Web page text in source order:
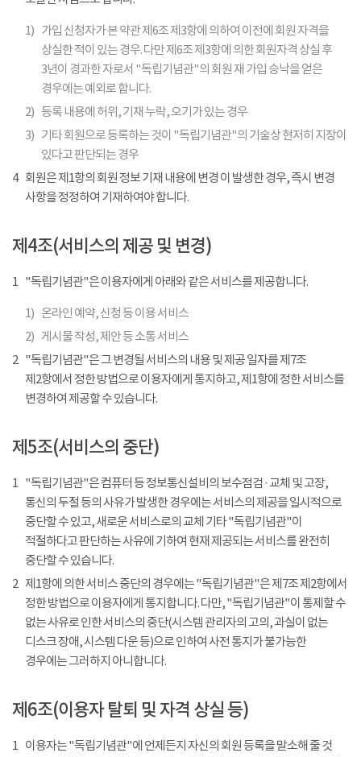
1) 가입 신청자가 본 약관 제6조 제3항에 의하여 이전에 회원 자격을
상실한 적이 있는 경우. 다만 제6조 제3항에 의한 회원자격 상실 후
3년이 경과한 자로서 "독립기념관"의 회원 재 가입 승낙을 얻은
경우에는 예외로 합니다.
2) 등록 내용에 허위, 기재 누락, 오기가 있는 경우
3) 기타 회원으로 등록하는 것이 "독립기념관"의 기술상 현저히 지장이
있다고 판단되는 경우
4
회원은 제1항의 회원 정보 기재 내용에 변경 이 발생한 경우, 즉시 변경
사항을 정정하여 기재하여야 합니다.
제4조(서비스의 제공 및 변경)
1 "독립기념관"은 이용자에게 아래와 같은 서비스를 제공합니다.
1) 온라인 예약, 신청 등 이용 서비스
2) 게시물 작성, 제안 등 소통 서비스
2 "독립기념관"은 그 변경될 서비스의 내용 및 제공 일자를 제7조
제2항에서 정한 방법으로 이용자에게 통지하고, 제1항에 정한 서비스를
변경하여 제공할 수 있습니다.
제5조(서비스의 중단)
1 "독립기념관"은 컴퓨터 등 정보통신설비의 보수점검 · 교체 및 고장,
통신의 두절 등의 사유가 발생한 경우에는 서비스의 제공을 일시적으로
중단할 수 있고, 새로운 서비스로의 교체 기타 "독립기념관"이
적절하다고 판단하는 사유에 기하여 현재 제공되는 서비스를 완전히
중단할 수 있습니다.
2 제1항에 의한 서비스 중단의 경우에는 "독립기념관"은 제7조 제2항에서
정한 방법으로 이용자에게 통지합니다. 다만, "독립기념관"이 통제할 수
없는 사유로 인한 서비스의 중단(시스템 관리자의 고의, 과실이 없는
디스크 장애, 시스템 다운 등)으로 인하여 사전 통지가 불가능한
경우에는 그러하지 아니합니다.
제6조(이용자 탈퇴 및 자격 상실 등)
1 이용자는 "독립기념관"에 언제든지 자신의 회원 등록을 말소해 줄 것